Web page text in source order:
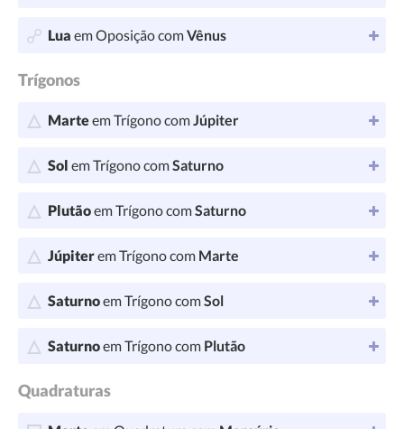
Lua em Oposição comVênus
Trígonos
Marteem Trígono comJúpiter
Sol em Trígono comSaturno
Plutãoem Trígono comSaturno
Júpiterem Trígono com Marte
Saturnoem Trígono comSol
Saturnoem Trígono com Plutão
Quadraturas